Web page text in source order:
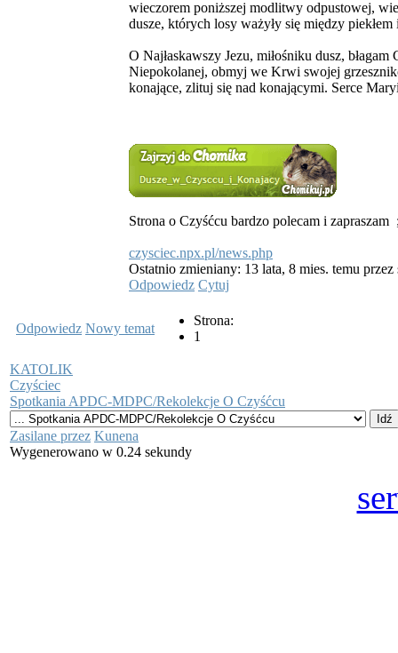
wieczorem poniższej modlitwy odpustowej,
dusze, których losy ważyły się między piekłem
O Najłaskawszy Jezu, miłośniku dusz,
Niepokolanej, obmyj we Krwi swojej
konające, zlituj się nad konającymi. Serce
Strona o Czyśćcu bardzo polecam i zapraszam
czysciec.npx.pl/news.php
Ostatnio zmieniany: 13 lata, 8 mies. temu
Odpowiedz Cytuj
Odpowiedz Nowy temat
Strona:
1
KATOLIK
Czyściec
Spotkania APDC-MDPC/Rekolekcje O Czyśćcu
Zasilane przez Kunena
Wygenerowano w 0.24 sekundy